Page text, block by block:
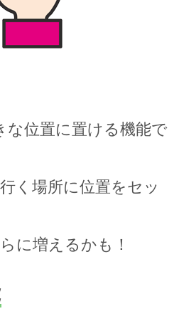
な位置に置ける機能で
く場所に位置をセッ
に増えるかも！